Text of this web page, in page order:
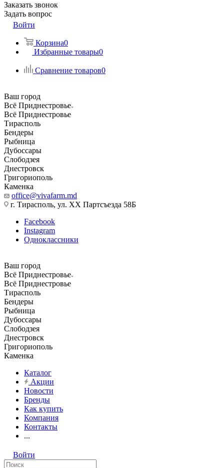
Заказать звонок
Задать вопрос
Войти
Корзина0
Избранные товары0
Сравнение товаров0
Ваш город
Всё Приднестровье
Всё Приднестровье
Тирасполь
Бендеры
Рыбница
Дубоссары
Слободзея
Днестровск
Григориополь
Каменка
office@vivafarm.md
г. Тирасполь, ул. ХХ Партсъезда 58Б
Facebook
Instagram
Одноклассники
Ваш город
Всё Приднестровье
Всё Приднестровье
Тирасполь
Бендеры
Рыбница
Дубоссары
Слободзея
Днестровск
Григориополь
Каменка
Каталог
Акции
Новости
Бренды
Как купить
Компания
Контакты
...
Войти